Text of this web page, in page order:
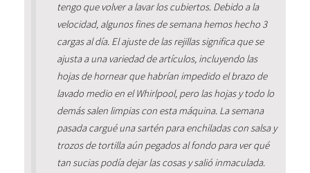
tengo que volver a lavar los cubiertos. Debido a la
velocidad, algunos fines de semana hemos hecho 3
cargas al día. El ajuste de las rejillas significa que se
ajusta a una variedad de artículos, incluyendo las
hojas de hornear que habrían impedido el brazo de
lavado medio en el Whirlpool, pero las hojas y todo lo
demás salen limpias con esta máquina. La semana
pasada cargué una sartén para enchiladas con salsa y
trozos de tortilla aún pegados al fondo para ver qué
tan sucias podía dejar las cosas y salió inmaculada.